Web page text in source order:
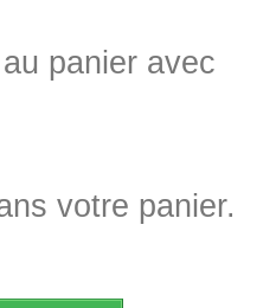
panier avec
votre panier.